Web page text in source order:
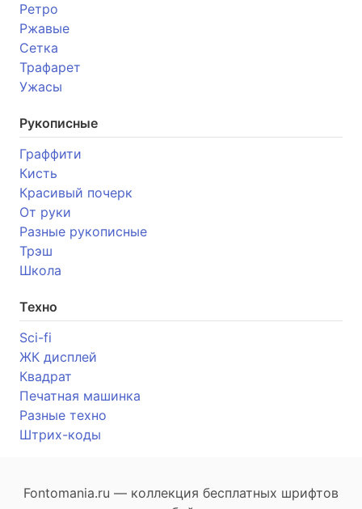
Ретро
Ржавые
Сетка
Трафарет
Ужасы
Рукописные
Граффити
Кисть
Красивый почерк
От руки
Разные рукописные
Трэш
Школа
Техно
Sci-fi
ЖК дисплей
Квадрат
Печатная машинка
Разные техно
Штрих-коды
Fontomania.ru — коллекция бесплатных шрифтов